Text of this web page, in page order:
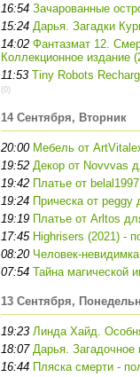
16:54 Зачарованные
15:24 Дарья. Загадки
14:02 Фантазмат 12.
Коллекционное издание
11:53 Tiny Robots
(0)
14 Сентября, Вторник
20:00 Мебель от
19:52 Декор от Novvvas
19:42 Платье от
19:24 Прическа от peggy
19:19 Платье от Arltos
17:45 Highrisers (2021) -
08:20 Человек-
07:54 Тайна магической
13 Сентября,
19:23 Линда Хайд.
18:07 Дарья. Загадочное
16:44 Пляска смерти -